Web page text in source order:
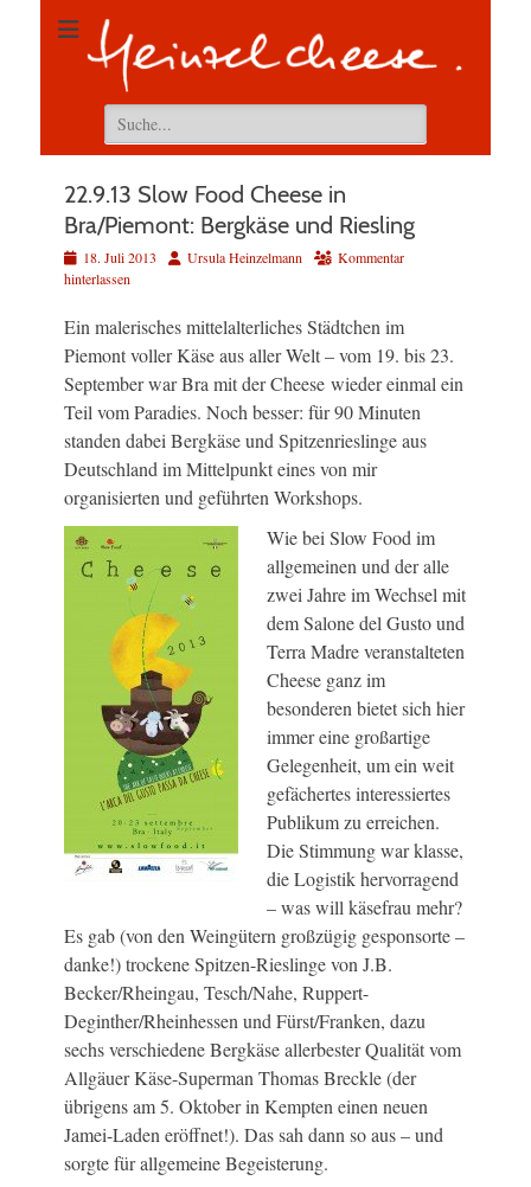
Suchen
nach:
22.9.13 Slow Food Cheese in
Bra/Piemont: Bergkäse und Riesling
Veröffentlicht
am
18. Juli 2013 AutorUrsula Heinzelmann
Kommentar
hinterlassen
Ein malerisches mittelalterliches Städtchen im
Piemont voller Käse aus aller Welt – vom 19. bis 23.
September war Bra mit der Cheese wieder einmal ein
Teil vom Paradies. Noch besser: für 90 Minuten
standen dabei Bergkäse und Spitzenrieslinge aus
Deutschland im Mittelpunkt eines von mir
organisierten und geführten Workshops.
Wie bei Slow Food im
allgemeinen und der alle
zwei Jahre im Wechsel mit
dem Salone del Gusto und
Terra Madre veranstalteten
Cheese ganz im
besonderen bietet sich hier
immer eine großartige
Gelegenheit, um ein weit
gefächertes interessiertes
Publikum zu erreichen.
Die Stimmung war klasse,
die Logistik hervorragend
– was will käsefrau mehr?
Es gab (von den Weingütern großzügig gesponsorte –
danke!) trockene Spitzen-Rieslinge von J.B.
Becker/Rheingau, Tesch/Nahe, Ruppert-
Deginther/Rheinhessen und Fürst/Franken, dazu
sechs verschiedene Bergkäse allerbester Qualität vom
Allgäuer Käse-Superman Thomas Breckle (der
übrigens am 5. Oktober in Kempten einen neuen
Jamei-Laden eröffnet!). Das sah dann so aus – und
sorgte für allgemeine Begeisterung.